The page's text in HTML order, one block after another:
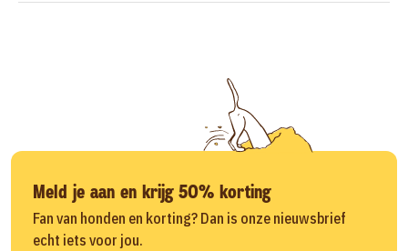
Meld je aan en krijg 50% korting
Fan van honden en korting? Dan is onze nieuwsbrief
echt iets voor jou.